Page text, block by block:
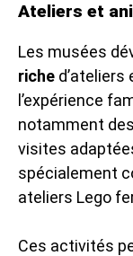
Ateliers et
Les musées
riche
l’expérience
notamment
visites
spécialement
ateliers Lego
Ces activités